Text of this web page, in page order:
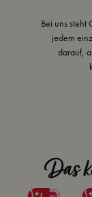
Bei uns steht
jedem
darauf,
Das